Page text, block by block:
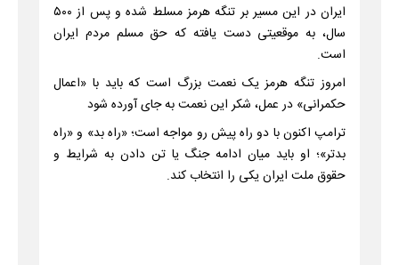
ایران در این مسیر بر تنگه هرمز مسلط شده و پس از ۵۰۰
سال، به موقعیتی دست یافته که حق مسلم مردم ایران
است.
امروز تنگه هرمز یک نعمت بزرگ است که باید با «اعمال
حکمرانی» در عمل، شکر این نعمت به جای آورده شود
ترامپ اکنون با دو راه پیش رو مواجه است؛ «راه بد» و «راه
بدتر»؛ او باید میان ادامه جنگ یا تن دادن به شرایط و
حقوق ملت ایران یکی را انتخاب کند.